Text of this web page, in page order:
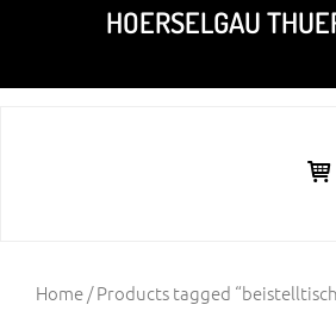
springen
HOERSELGAU
Home/ Products tagged